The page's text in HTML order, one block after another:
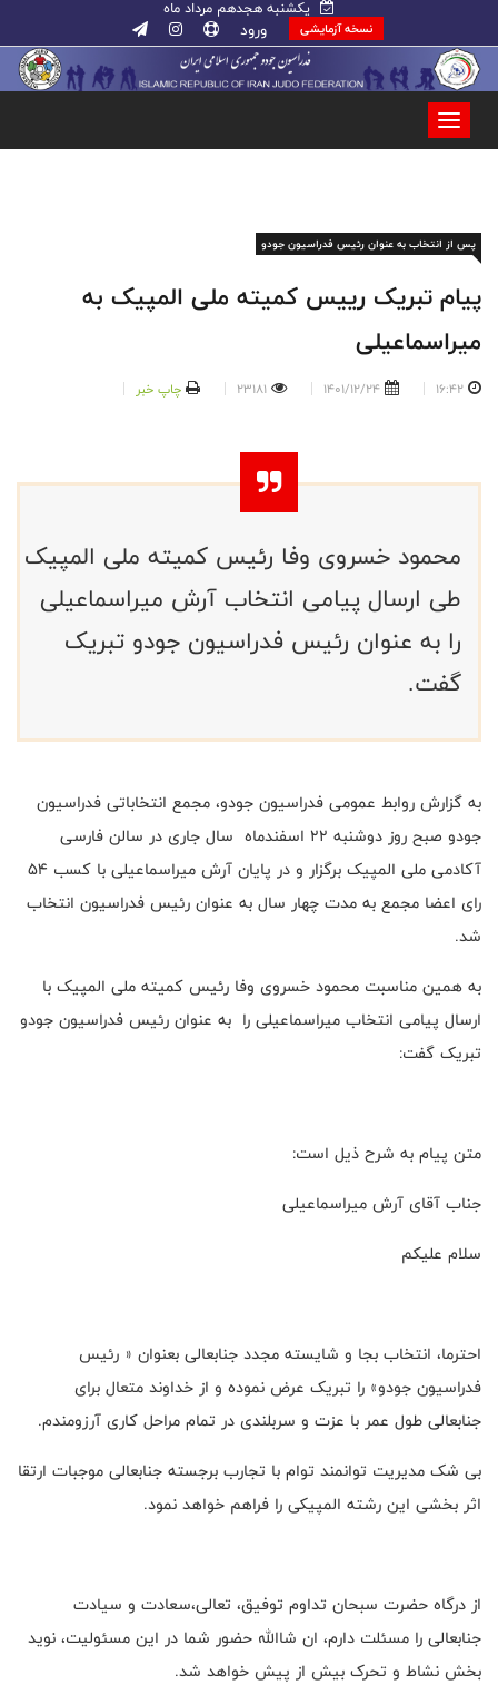
یکشنبه هجدهم مرداد ماه
نسخه آزمایشی ورود
پس از انتخاب به عنوان رئیس فدراسیون جودو
پیام تبریک رییس کمیته ملی المپیک به
میراسماعیلی
16:42
1401/12/24
23181 چاپ خبر
محمود خسروی وفا رئیس کمیته ملی المپیک
طی ارسال پیامی انتخاب آرش میراسماعیلی
را به عنوان رئیس فدراسیون جودو تبریک
گفت.
به گزارش روابط عمومی فدراسیون جودو، مجمع انتخاباتی فدراسیون
جودو صبح روز دوشنبه ۲۲ اسفندماه سال جاری در سالن فارسی
آکادمی ملی المپیک برگزار و در پایان آرش میراسماعیلی با کسب ۵۴
رای اعضا مجمع به مدت چهار سال به عنوان رئیس فدراسیون انتخاب
شد.
به همین مناسبت محمود خسروی وفا رئیس کمیته ملی المپیک با
ارسال پیامی انتخاب میراسماعیلی را به عنوان رئیس فدراسیون جودو
تبریک گفت:
متن پیام به شرح ذیل است:
جناب آقای آرش میراسماعیلی
سلام علیکم
احترما، انتخاب بجا و شایسته مجدد جنابعالی بعنوان « رئیس
فدراسیون جودو» را تبریک عرض نموده و از خداوند متعال برای
جنابعالی طول عمر با عزت و سربلندی در تمام مراحل کاری آرزومندم.
بی شک مدیریت توانمند توام با تجارب برجسته جنابعالی موجبات ارتقا
اثر بخشی این رشته المپیکی را فراهم خواهد نمود.
از درگاه حضرت سبحان تداوم توفیق، تعالی،سعادت و سیادت
جنابعالی را مسئلت دارم، ان شاالله حضور شما در این مسئولیت، نوید
بخش نشاط و تحرک بیش از پیش خواهد شد.